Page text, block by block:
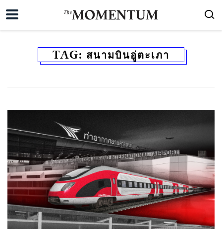
TAG: สนามบินอู่ตะเภา